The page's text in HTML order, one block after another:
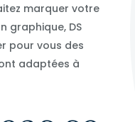
marquer votre
graphique, DS
pour vous des
adaptées à